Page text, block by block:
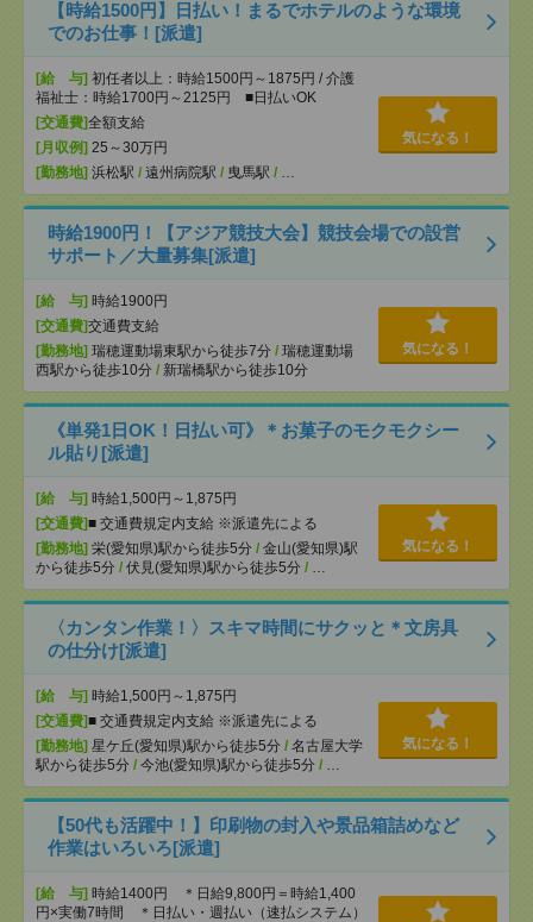
【時給1500円】日払い！まるでホテルのような環境
でのお仕事！[派遣]
[給 与] 初任者以上：時給1500円～1875円 / 介護
福祉士：時給1700円～2125円 ■日払いOK
[交通費]全額支給
[月収例] 25～30万円
[勤務地] 浜松駅 / 遠州病院駅 / 曳馬駅 / …
気になる！
時給1900円！【アジア競技大会】競技会場での設営
サポート／大量募集[派遣]
[給 与] 時給1900円
[交通費]交通費支給
[勤務地] 瑞穂運動場東駅から徒歩7分 / 瑞穂運動場
西駅から徒歩10分 / 新瑞橋駅から徒歩10分
気になる！
《単発1日OK！日払い可》＊お菓子のモクモクシー
ル貼り[派遣]
[給 与] 時給1,500円～1,875円
[交通費]■ 交通費規定内支給 ※派遣先による
[勤務地] 栄(愛知県)駅から徒歩5分 / 金山(愛知県)駅
から徒歩5分 / 伏見(愛知県)駅から徒歩5分 / …
気になる！
〈カンタン作業！〉スキマ時間にサクッと＊文房具
の仕分け[派遣]
[給 与] 時給1,500円～1,875円
[交通費]■ 交通費規定内支給 ※派遣先による
[勤務地] 星ケ丘(愛知県)駅から徒歩5分 / 名古屋大学
駅から徒歩5分 / 今池(愛知県)駅から徒歩5分 / …
気になる！
【50代も活躍中！】印刷物の封入や景品箱詰めなど
作業はいろいろ[派遣]
[給 与] 時給1400円 ＊日給9,800円＝時給1,400
円×実働7時間 ＊日払い・週払い（速払システム）